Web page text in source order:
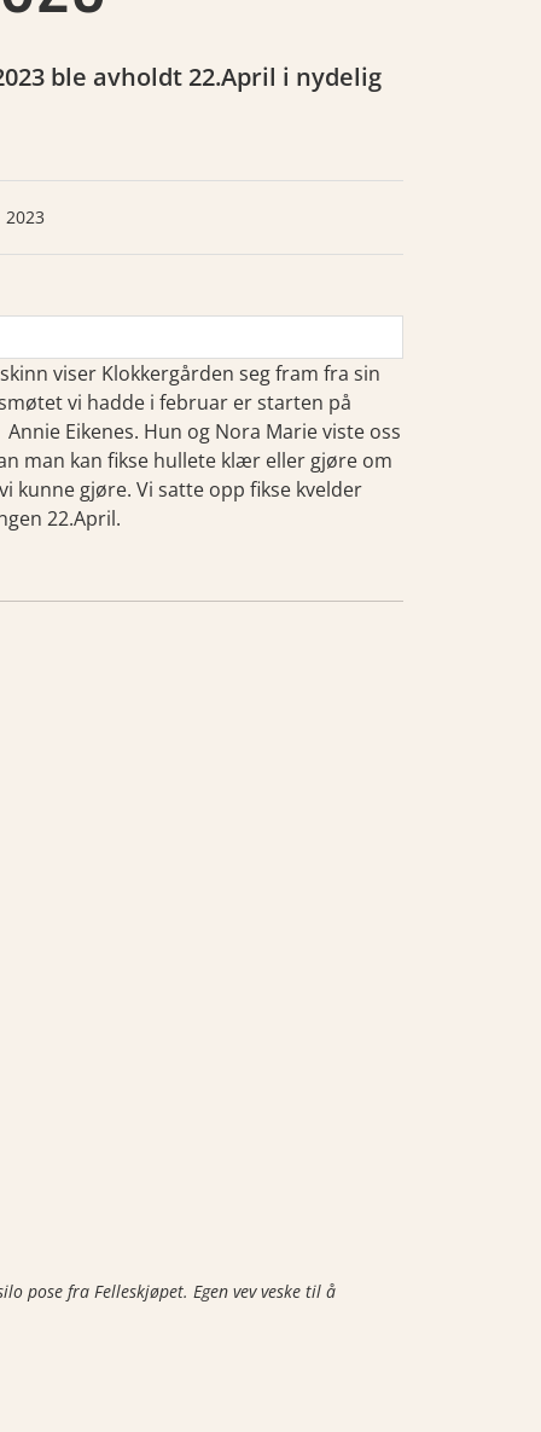
ble avholdt 22.April i nydelig
2023
viser Klokkergården seg fram fra sin
vi hadde i februar er starten på
Eikenes. Hun og Nora Marie viste oss
man kan fikse hullete klær eller gjøre om
kunne gjøre. Vi satte opp fikse kvelder
22.April.
pose fra Felleskjøpet. Egen vev veske til å